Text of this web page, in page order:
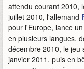
attendu courant 2010,
juillet 2010, l'allemand
pour l'Europe, lance un
en plusieurs langues,
décembre 2010, le jeu
janvier 2011, puis en